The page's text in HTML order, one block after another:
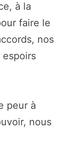
à la
faire le
nos
peur à
nous